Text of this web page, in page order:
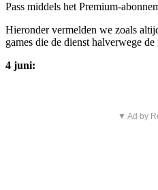
Pass middels het Premium-
Hieronder vermelden we zoals
games die de dienst halverwege
4 juni:
▼ Ad by